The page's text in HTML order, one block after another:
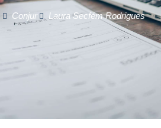
Conjur Laura Secfém Rodrigues